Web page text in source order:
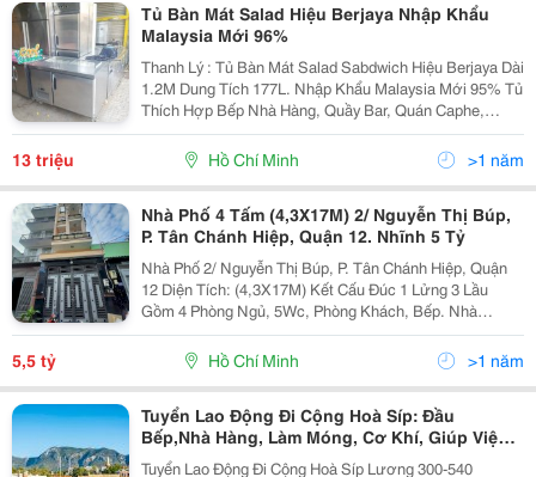
Tủ Bàn Mát Salad Hiệu Berjaya Nhập Khẩu
Malaysia Mới 96%
Thanh Lý : Tủ Bàn Mát Salad Sabdwich Hiệu Berjaya Dài
1.2M Dung Tích 177L. Nhập Khẩu Malaysia Mới 95% Tủ
Thích Hợp Bếp Nhà Hàng, Quầy Bar, Quán Caphe,
Khách Sạn... Khung Và Thân Được Làm Bằng Vật Liệu
Inox 304 Cao Cấp Sáng Bóng, Chống Rỉ Sét...
13 triệu Hồ Chí Minh >1 năm
Nhà Phố 4 Tấm (4,3X17M) 2/ Nguyễn Thị Búp,
P. Tân Chánh Hiệp, Quận 12. Nhĩnh 5 Tỷ
Nhà Phố 2/ Nguyễn Thị Búp, P. Tân Chánh Hiệp, Quận
12 Diện Tích: (4,3X17M) Kết Cấu Đúc 1 Lửng 3 Lầu
Gồm 4 Phòng Ngủ, 5Wc, Phòng Khách, Bếp. Nhà
Hướng Nam. Vị Trí Gần Chợ Gần Hiệp Thành City, Hẻm
Xe Hơi Thông 5M Thẳng...
5,5 tỷ Hồ Chí Minh >1 năm
Tuyển Lao Động Đi Cộng Hoà Síp: Đầu
Bếp,Nhà Hàng, Làm Móng, Cơ Khí, Giúp Việc,
Nông Nghiệp
Tuyển Lao Động Đi Cộng Hoà Síp Lương 300-540